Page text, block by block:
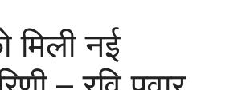
मिली नई